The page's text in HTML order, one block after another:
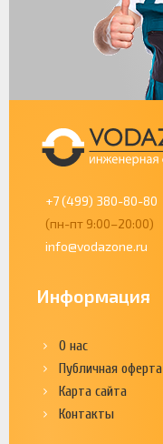
+7 (499) 380-80-80
(пн-пт 9:00–20:00)
info@vodazone.ru
Информация
О нас
Публичная оферта
Карта сайта
Контакты